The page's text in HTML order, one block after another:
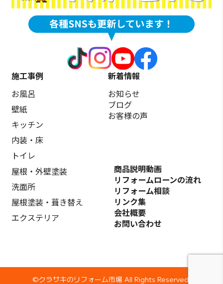
施工事例
お風呂
壁紙
キッチン
内装・床
トイレ
屋根・外壁塗装
洗面所
屋根塗装・葺き替え
エクステリア
新着情報
お知らせ
ブログ
お客様の声
商品説明動画
リフォームローンの流れ
リフォーム相談
リンク集
会社概要
お問い合わせ
©️クラサキのリフォーム市場 All Rights Reserved.